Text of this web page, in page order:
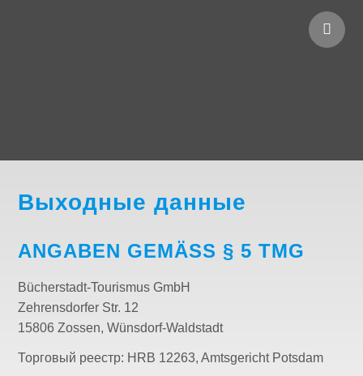
Выходные данные
ANGABEN GEMÄSS § 5 TMG
Bücherstadt-Tourismus GmbH
Zehrensdorfer Str. 12
15806 Zossen, Wünsdorf-Waldstadt
Торговый реестр: HRB 12263, Amtsgericht Potsdam